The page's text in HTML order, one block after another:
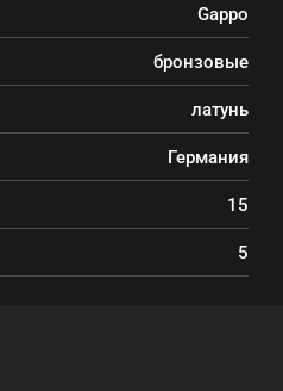
Gappo
бронзовые
латунь
Германия
15
5